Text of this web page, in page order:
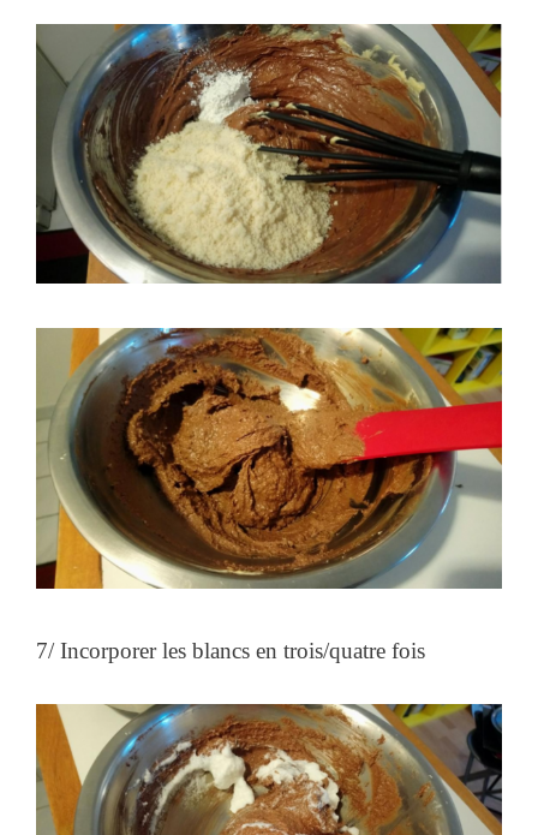
7/ Incorporer les blancs en trois/quatre fois